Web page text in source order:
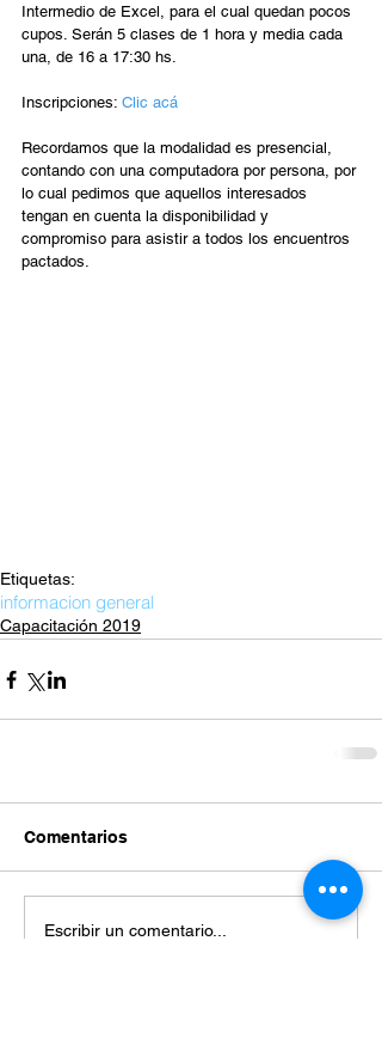
Intermedio de Excel, para el cual quedan pocos
cupos. Serán 5 clases de 1 hora y media cada
una, de 16 a 17:30 hs.
Inscripciones: Clic acá
Recordamos que la modalidad es presencial,
contando con una computadora por persona, por
lo cual pedimos que aquellos interesados
tengan en cuenta la disponibilidad y
compromiso para asistir a todos los encuentros
pactados.
Etiquetas:
informacion general
Capacitación 2019
Comentarios
Escribir un comentario...